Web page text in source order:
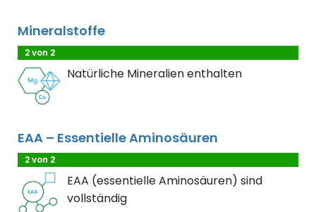
Mineralstoffe
2 von 2
Natürliche Mineralien enthalten
EAA – Essentielle Aminosäuren
2 von 2
EAA (essentielle Aminosäuren) sind
vollständig